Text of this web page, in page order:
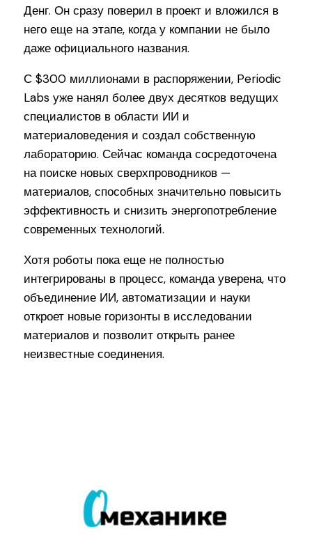
Денг. Он сразу поверил в проект и вложился в
него еще на этапе, когда у компании не было
даже официального названия.
С $300 миллионами в распоряжении, Periodic
Labs уже нанял более двух десятков ведущих
специалистов в области ИИ и
материаловедения и создал собственную
лабораторию. Сейчас команда сосредоточена
на поиске новых сверхпроводников —
материалов, способных значительно повысить
эффективность и снизить энергопотребление
современных технологий.
Хотя роботы пока еще не полностью
интегрированы в процесс, команда уверена, что
объединение ИИ, автоматизации и науки
откроет новые горизонты в исследовании
материалов и позволит открыть ранее
неизвестные соединения.